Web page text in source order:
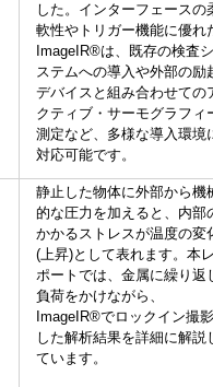
した。インターフェースの
軟性やトリガー機能に優れ
ImageIR®は、既存の検査シ
ステムへの導入や外部の励
デバイスと組み合わせての
クティブ・サーモグラフィ
測定など、多様な導入環境
対応可能です。
静止した物体に外部から機
的な圧力を加えると、内部
かかるストレスが温度の変
(上昇)として表れます。本
ポートでは、金属に繰り返
負荷をかけながら、
ImageIR®でロックイン撮影
した解析結果を詳細に解説
ています。